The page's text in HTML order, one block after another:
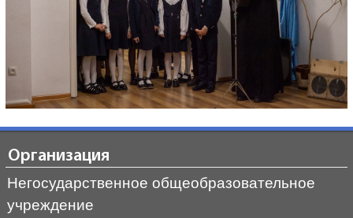
Организация
Негосударственное общеобразовательное
учреждение